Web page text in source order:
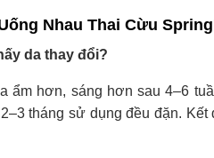
Nhau Thai Cừu
da thay đổi?
ẩm hơn, sáng hơn sau 4–6
tháng sử dụng đều đặn.